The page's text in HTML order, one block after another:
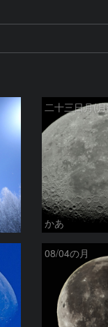
二十三日月(
かあ
08/04の月